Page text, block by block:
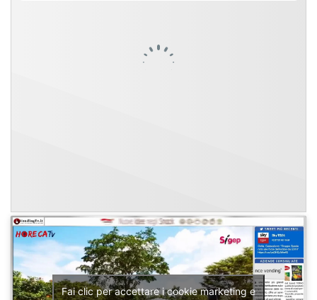
Fai clic per accettare i cookie marketing e